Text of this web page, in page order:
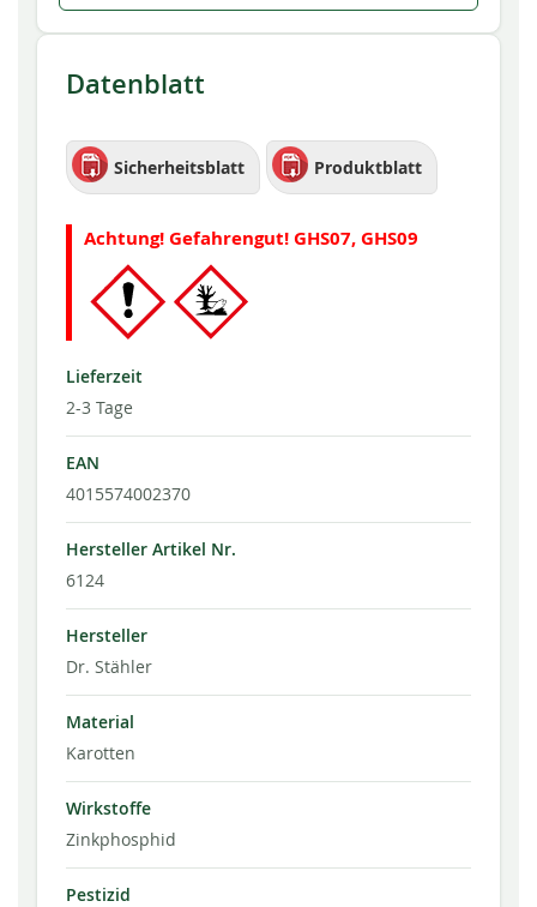
Datenblatt
Sicherheitsblatt Produktblatt
Achtung! Gefahrengut! GHS07, GHS09
Lieferzeit
2-3 Tage
EAN
4015574002370
Hersteller Artikel Nr.
6124
Hersteller
Dr. Stähler
Material
Karotten
Wirkstoffe
Zinkphosphid
Pestizid